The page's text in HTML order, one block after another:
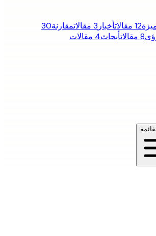
12 مقالات أخبار 3 مقالات مقارنة30
8 مقالات أبحاث4 مقالات